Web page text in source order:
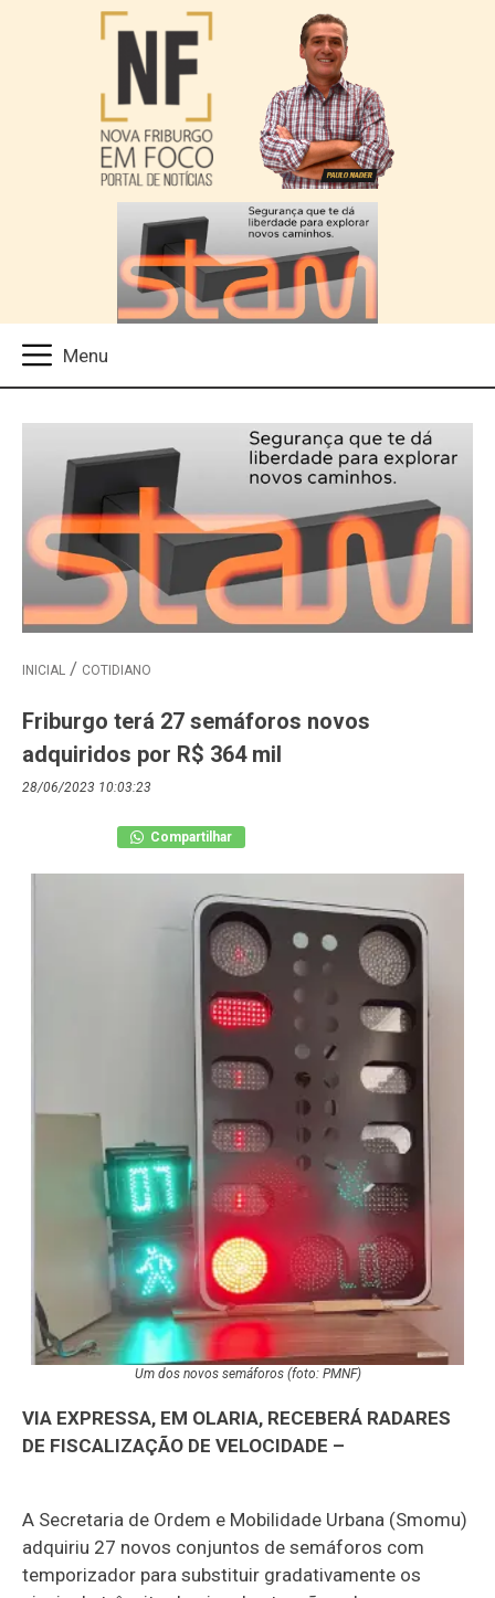
INICIAL COTIDIANO
Friburgo terá 27 semáforos novos
adquiridos por R$ 364 mil
28/06/2023 10:03:23
Compartilhar
Um dos novos semáforos (foto: PMNF)
VIA EXPRESSA, EM OLARIA, RECEBERÁ RADARES
DE FISCALIZAÇÃO DE VELOCIDADE –
A Secretaria de Ordem e Mobilidade Urbana (Smomu)
adquiriu 27 novos conjuntos de semáforos com
temporizador para substituir gradativamente os